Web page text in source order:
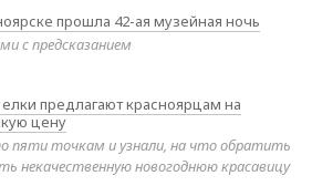
прошла 42-ая музейная ночь
с предсказанием
предлагают красноярцам на
цену
пяти точкам и узнали, на что обратить
некачественную новогоднюю красавицу